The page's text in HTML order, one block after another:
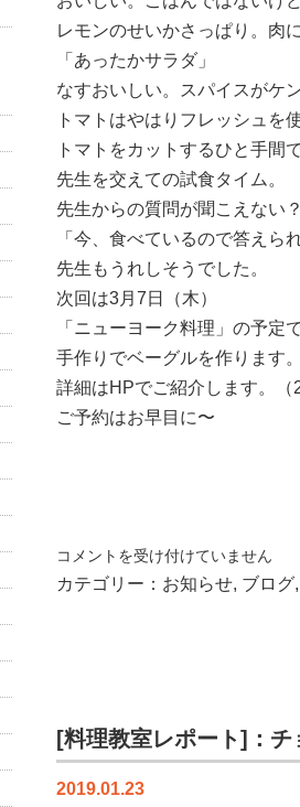
レモンのせいかさっぱり。肉
「あったかサラダ」
なすおいしい。スパイスがケ
トマトはやはりフレッシュを
トマトをカットするひと手間
先生を交えての試食タイム。
先生からの質問が聞こえない
「今、食べているので答えら
先生もうれしそうでした。
次回は3月7日（木）
「ニューヨーク料理」の予定で
手作りでベーグルを作ります。
詳細はHPでご紹介します。（
ご予約はお早目に〜
絶
品！
理
♪
【マ
コメントを受け付けていません
カテゴリー： お知らせ, ブログ,
[料理教室レポート]：
2019.01.23